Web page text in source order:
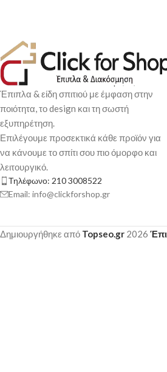
Έπιπλα & είδη σπιτιού με έμφαση στην
ποιότητα, το design και τη σωστή
εξυπηρέτηση.
Επιλέγουμε προσεκτικά κάθε προϊόν για
να κάνουμε το σπίτι σου πιο όμορφο και
λειτουργικό.
Τηλέφωνο: 210 3008522
Email: info@clickforshop.gr
Δημιουργήθηκε από Topseo.gr 2026